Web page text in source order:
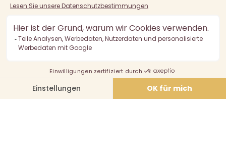
Der Verkauf von Alkohol an unter 18-Jährige ist verboten.
Alkoholmissbrauch ist gefährlich für die Gesundheit, in